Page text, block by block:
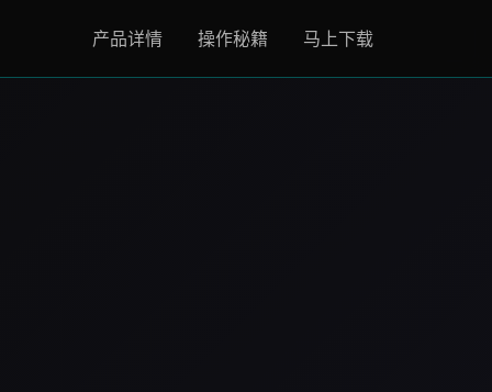
产品详情 操作秘籍 马上下载